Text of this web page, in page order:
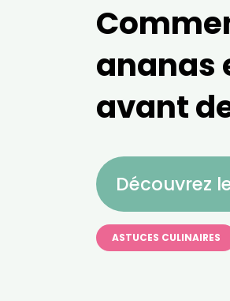
ananas
avant
Découvrez
ASTUCES CULINAIRES